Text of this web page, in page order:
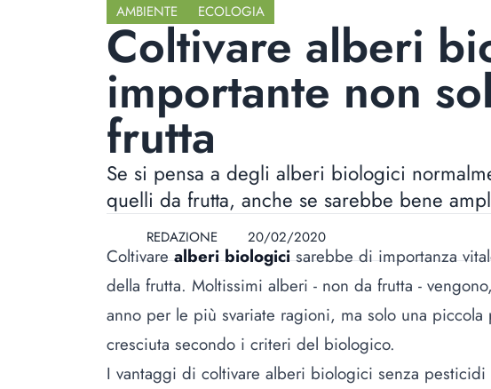
AMBIENTE
ECOLOGIA
Coltivare alberi
importante non
frutta
Se si pensa a degli alberi biologici
quelli da frutta, anche se sarebbe bene
REDAZIONE 20/02/2020
Coltivarealberi biologicisarebbe di importanza
della frutta. Moltissimi alberi - non da frutta -
anno per le più svariate ragioni, ma solo una
cresciuta secondo i criteri del biologico.
I vantaggi di coltivare alberi biologici senza pesticidi